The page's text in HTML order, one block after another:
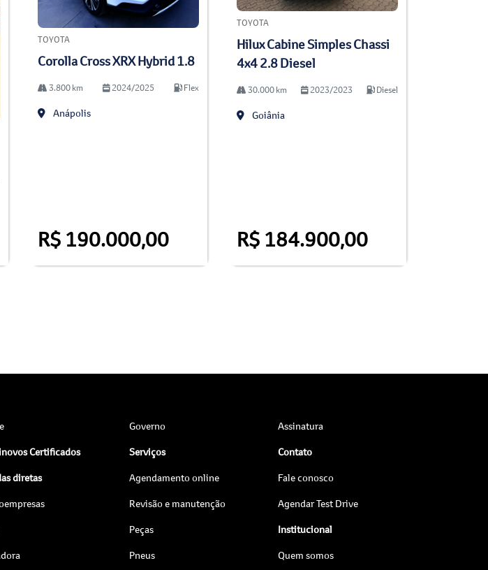
TOYOTA
Corolla Cross XRX Hybrid 1.8
3.800 km 2024/2025 Flex
Anápolis
R$ 190.000,00
TOYOTA
Hilux Cabine Simples Chassi
4x4 2.8 Diesel
30.000 km 2023/2023 Diesel
Goiânia
R$ 184.900,00
Certificados
diretas
Governo
Serviços
Agendamento online
Revisão e manutenção
Peças
Pneus
Assinatura
Contato
Fale conosco
Agendar Test Drive
Institucional
Quem somos